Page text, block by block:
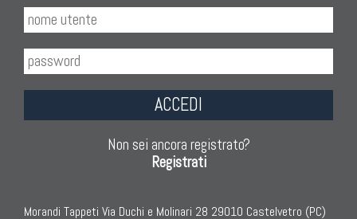
ACCEDI
Non sei ancora registrato?
Registrati
Morandi Tappeti Via Duchi e Molinari 28 29010 Castelvetro (PC)